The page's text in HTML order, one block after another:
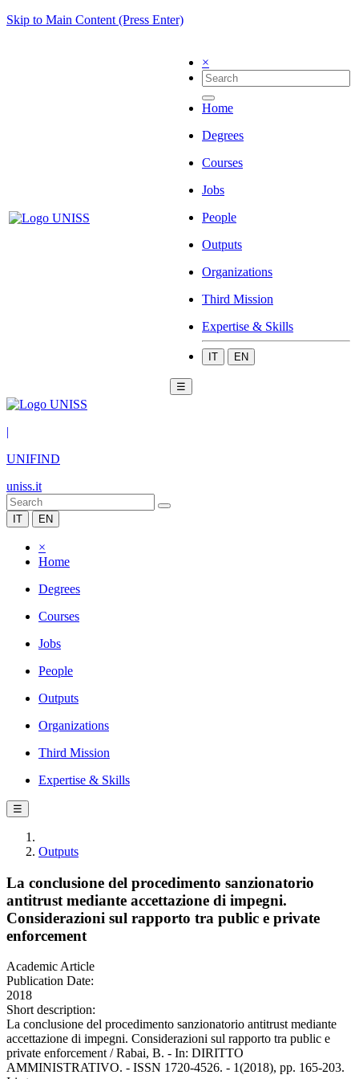
Skip to Main Content (Press Enter)
×
Home
Degrees
Courses
Jobs
People
Outputs
Organizations
Third Mission
Expertise & Skills
IT EN
☰
|
UNIFIND
uniss.it
IT EN
×
Home
Degrees
Courses
Jobs
People
Outputs
Organizations
Third Mission
Expertise & Skills
☰
Outputs
La conclusione del procedimento sanzionatorio
antitrust mediante accettazione di impegni.
Considerazioni sul rapporto tra public e private
enforcement
Academic Article
Publication Date:
2018
Short description:
La conclusione del procedimento sanzionatorio antitrust mediante
accettazione di impegni. Considerazioni sul rapporto tra public e
private enforcement / Rabai, B. - In: DIRITTO
AMMINISTRATIVO. - ISSN 1720-4526. - 1(2018), pp. 165-203.